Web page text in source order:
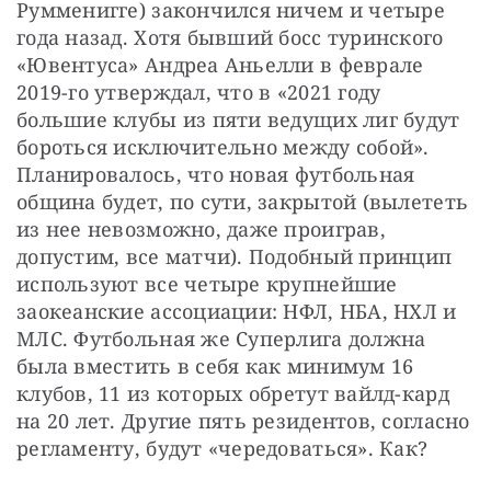
Румменигге) закончился ничем и четыре
года назад. Хотя бывший босс туринского
«Ювентуса» Андреа Аньелли в феврале
2019-го утверждал, что в «2021 году
большие клубы из пяти ведущих лиг будут
бороться исключительно между собой».
Планировалось, что новая футбольная
община будет, по сути, закрытой (вылететь
из нее невозможно, даже проиграв,
допустим, все матчи). Подобный принцип
используют все четыре крупнейшие
заокеанские ассоциации: НФЛ, НБА, НХЛ и
МЛС. Футбольная же Суперлига должна
была вместить в себя как минимум 16
клубов, 11 из которых обретут вайлд-кард
на 20 лет. Другие пять резидентов, согласно
регламенту, будут «чередоваться». Как?